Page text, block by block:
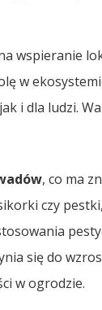
wspieranie
w
i dla ludzi.
, co ma
czy
się do
w ogrodzie.